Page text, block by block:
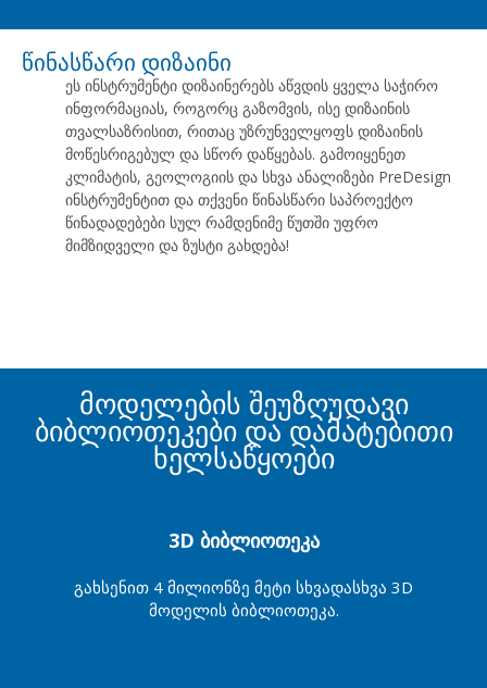
წინასწარი დიზაინი
ეს ინსტრუმენტი დიზაინერებს აწვდის ყველა საჭირო
ინფორმაციას, როგორც გაზომვის, ისე დიზაინის
თვალსაზრისით, რითაც უზრუნველყოფს დიზაინის
მოწესრიგებულ და სწორ დაწყებას. გამოიყენეთ
კლიმატის, გეოლოგიის და სხვა ანალიზები PreDesign
ინსტრუმენტით და თქვენი წინასწარი საპროექტო
წინადადებები სულ რამდენიმე წუთში უფრო
მიმზიდველი და ზუსტი გახდება!
მოდელების შეუზღუდავი
ბიბლიოთეკები და დამატებითი
ხელსაწყოები
3D ბიბლიოთეკა
გახსენით 4 მილიონზე მეტი სხვადასხვა 3D
მოდელის ბიბლიოთეკა.